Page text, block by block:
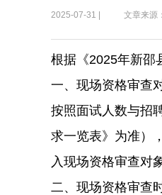
2025-07-31 | 文章来源：
根据《2025年新邵
一、现场资格审查
按照面试人数与招
求一览表》为准）
入现场资格审查对
二、现场资格审查